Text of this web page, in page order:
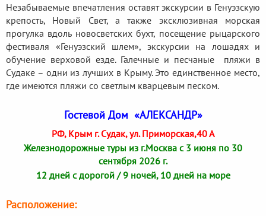
Незабываемые впечатления оставят экскурсии в Генуэзскую
крепость, Новый Свет, а также эксклюзивная морская
прогулка вдоль новосветских бухт, посещение рыцарского
фестиваля «Генуэзский шлем», экскурсии на лошадях и
обучение верховой езде. Галечные и песчаные пляжи в
Судаке – одни из лучших в Крыму. Это единственное место,
где имеются пляжи со светлым кварцевым песком.
Гостевой Дом «АЛЕКСАНДР»
РФ, Крым г. Судак, ул. Приморская,40 А
Железнодорожные туры из г.Москва с 3 июня по 30
сентября 2026 г.
12 дней с дорогой / 9 ночей, 10 дней на море
Расположение: